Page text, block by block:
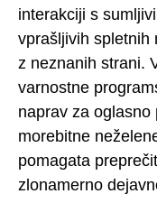
interakciji s
vprašljivih spletnih
z neznanih strani.
varnostne
naprav za oglasno
morebitne
pomagata
zlonamerno